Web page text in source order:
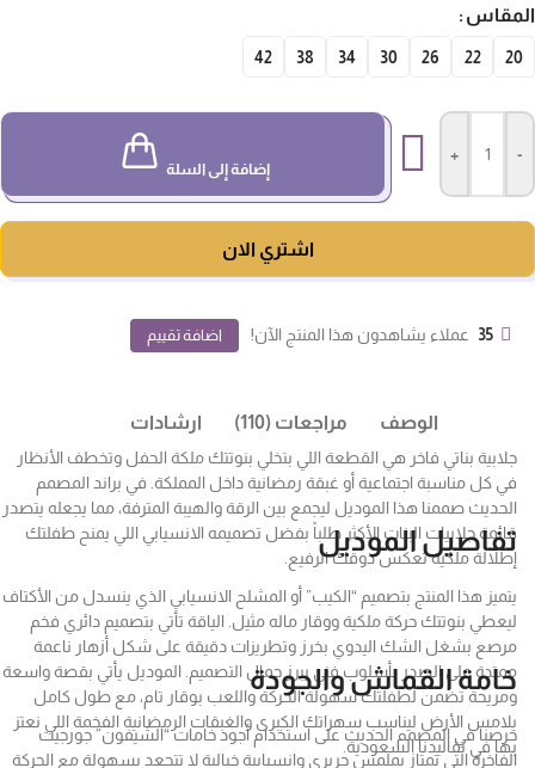
20
22
26
30
34
38
42
إضافة إلى السلة
اشتري الان
35 عملاء يشاهدون هذا المنتج الآن! اضافة تقييم
الوصف مراجعات (110) ارشادات
جلابية بناتي فاخر هي القطعة اللي بتخلي بنوتتك ملكة الحفل وتخطف الأنظار
في كل مناسبة اجتماعية أو غبقة رمضانية داخل المملكة. في براند المصمم
الحديث صممنا هذا الموديل ليجمع بين الرقة والهيبة المترفة، مما يجعله يتصدر
قائمة جلابيات البنات الأكثر طلباً بفضل تصميمه الانسيابي اللي يمنح طفلتك
إطلالة ملكية تعكس ذوقك الرفيع.
تفاصيل الموديل
يتميز هذا المنتج بتصميم “الكيب” أو المشلح الانسيابي الذي ينسدل من الأكتاف
ليعطي بنوتتك حركة ملكية ووقار ماله مثيل. الياقة تأتي بتصميم دائري فخم
مرصع بشغل الشك اليدوي بخرز وتطريزات دقيقة على شكل أزهار ناعمة
ممتدة على الصدر بأسلوب فني يبرز جمال التصميم. الموديل يأتي بقصة واسعة
ومريحة تضمن لطفلتك سهولة الحركة واللعب بوقار تام، مع طول كامل
يلامس الأرض ليناسب سهراتك الكبرى والغبقات الرمضانية الفخمة اللي نعتز
بها في تقاليدنا السعودية.
خامة القماش والجودة
حرصنا في المصمم الحديث على استخدام أجود خامات “الشيفون” جورجيت
الفاخرة التي تمتاز بملمس حريري وانسيابية خيالية لا تتجعد بسهولة مع الحركة